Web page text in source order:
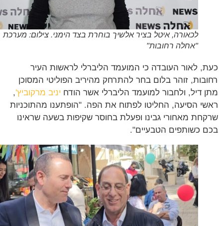
לכאורה, איטל בציר אלשיך בוחרת בצד הימני. צילום: מערכת
"אחלה רחובות"
לאור העובדה כי המועמד הליברלי לראשות העיר
זוהר בלום בחר להתרחק מהיריב הפוליטי המסוכן
דיל, ולחבור למועמד הליברלי אשר הודחיניב מרקוביץ',
הסיעה, החליטו לפתוח את הפה. "הופתענו מהתוכניות
מאחורי גבינו ופעלת בחוסר שקיפות בשעה שראינו
כשותפים הטבעיים".